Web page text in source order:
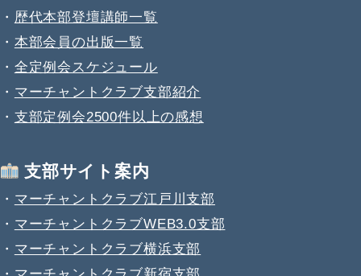
・ 歴代本部登壇講師一覧
・ 本部会員の出版一覧
・ 全定例会スケジュール
・ マーチャントクラブ支部紹介
・ 支部定例会2500件以上の感想
支部サイト案内
・ マーチャントクラブ江戸川支部
・ マーチャントクラブWEB3.0支部
・ マーチャントクラブ横浜支部